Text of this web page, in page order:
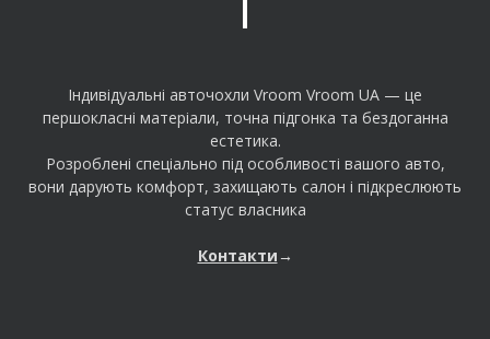
Індивідуальні авточохли Vroom Vroom UA — це
першокласні матеріали, точна підгонка та бездоганна
естетика.
Розроблені спеціально під особливості вашого авто,
вони дарують комфорт, захищають салон і підкреслюють
статус власника
Контакти→